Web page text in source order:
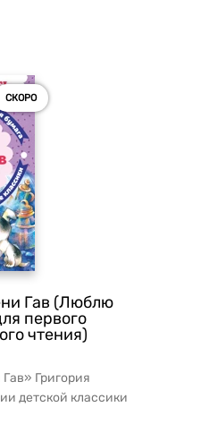
СКОРО
Гав (Люблю
первого
чтения)
Григория
детской классики